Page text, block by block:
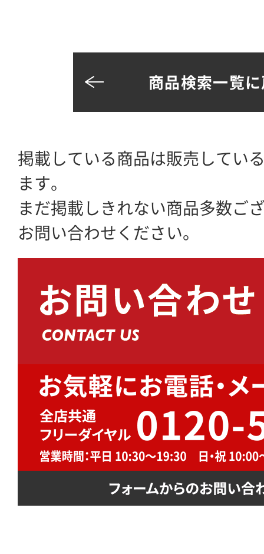
商品検索一覧
掲載している商品は販売してい
ます。
まだ掲載しきれない商品多数ご
お問い合わせください。